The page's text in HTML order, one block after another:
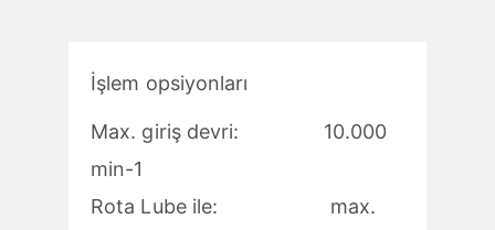
İşlem opsiyonları
Max. giriş devri: 10.000
min-1
Rota Lube ile: max.